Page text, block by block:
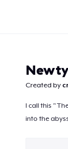
Created by
I call this
into the